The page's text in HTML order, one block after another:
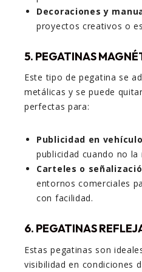
Decoraciones y
proyectos creativos o
5. PEGATINAS
Este tipo de pegatina se
metálicas y se puede
perfectas para:
Publicidad en
publicidad cuando no la
Carteles o
entornos comerciales
con facilidad.
6. PEGATINAS
Estas pegatinas son
visibilidad en condiciones